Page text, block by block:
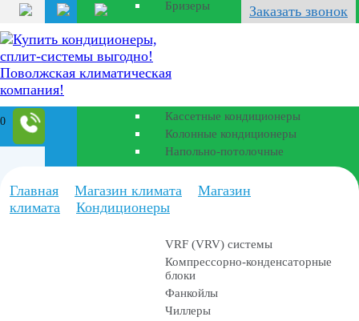
Заказать звонок
0
Бризеры
Полупромышленные
кондиционеры
Кассетные кондиционеры
Колонные кондиционеры
Напольно-потолочные
Промышленные
установки
VRF (VRV) системы
Компрессорно-конденсаторные
блоки
Фанкойлы
Чиллеры
Главная Магазин климата
Магазин
климата
Кондиционеры